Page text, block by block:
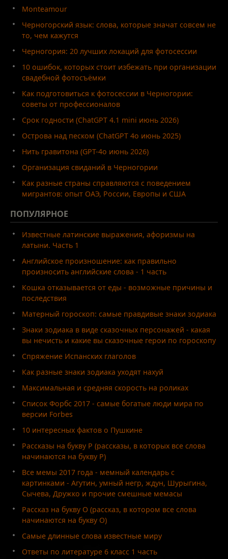
Monteamour
Черногорский язык: слова, которые значат совсем не
то, чем кажутся
Черногория: 20 лучших локаций для фотосессии
10 ошибок, которых стоит избежать при организации
свадебной фотосъёмки
Как подготовиться к фотосессии в Черногории:
советы от профессионалов
Срок годности (ChatGPT 4.1 mini июнь 2026)
Острова над песком (ChatGPT 4o июнь 2025)
Нить гравитона (GPT-4o июнь 2026)
Организация свиданий в Черногории
Как разные страны справляются с поведением
мигрантов: опыт ОАЭ, России, Европы и США
ПОПУЛЯРНОЕ
Известные латинские выражения, афоризмы на
латыни. Часть 1
Английское произношение: как правильно
произносить английские слова - 1 часть
Кошка отказывается от еды - возможные причины и
последствия
Матерный гороскоп: самые правдивые знаки зодиака
Знаки зодиака в виде сказочных персонажей - какая
вы нечисть и какие вы сказочные герои по гороскопу
Спряжение Испанских глаголов
Как разные знаки зодиака уходят нахуй
Максимальная и средняя скорость на роликах
Список Форбс 2017 - самые богатые люди мира по
версии Forbes
10 интересных фактов о Пушкине
Рассказы на букву Р (рассказы, в которых все слова
начинаются на букву Р)
Все мемы 2017 года - мемный календарь с
картинками - Агутин, умный негр, ждун, Шурыгина,
Сычева, Дружко и прочие смешные мемасы
Рассказ на букву О (рассказ, в котором все слова
начинаются на букву О)
Самые длинные слова известные миру
Ответы по литературе 6 класс 1 часть